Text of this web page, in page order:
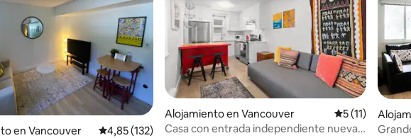
de 5. 221 evaluaciones
en Vancouver Calificación promedio: 4,85 de 5. 132 evaluaciones
4,85 (132)
Alojamiento en Vancouver Calificación
5 (11)
Casa con entrada independiente nueva y